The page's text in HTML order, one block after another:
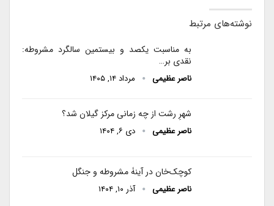
نوشته‌های مرتبط
به مناسبت یکصد و بیستمین سالگرد مشروطه:
نقدی بر…
ناصر عظیمی مرداد ۱۴, ۱۴۰۵
شهرِ رشت از چه زمانی مرکز گیلان شد؟
ناصر عظیمی دی ۶, ۱۴۰۴
کوچک‌خان در آینۀ مشروطه و جنگل
ناصر عظیمی آذر ۱۰, ۱۴۰۴